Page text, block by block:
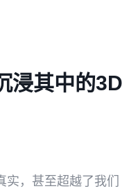
浸其中的3D
，甚至超越了我们